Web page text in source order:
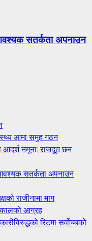
आवश्यक सतर्कता अपनाउन
आमा समुह गठन
आदर्श नमूना: राजदूत छन
आवश्यक सतर्कता अपनाउन
राजीनामा माग
आग्रह
रिटमा सर्वोच्चको